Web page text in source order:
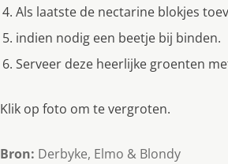
Als laatste de nectarine blokjes
indien nodig een beetje bij binden.
Serveer deze heerlijke groenten
Klik op foto om te vergroten.
Bron: Derbyke, Elmo & Blondy